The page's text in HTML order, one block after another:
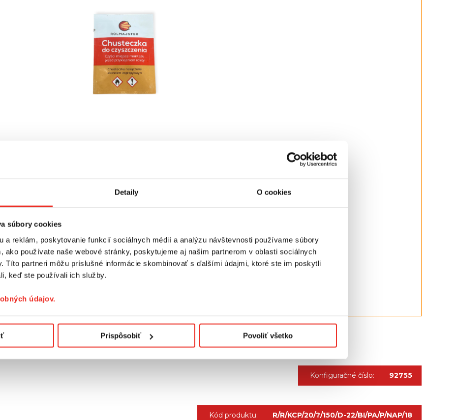
Detaily O cookies
súbory cookies
a reklám, poskytovanie funkcií sociálnych médií a analýzu návštevnosti používame súbory
ako používate naše webové stránky, poskytujeme aj našim partnerom v oblasti sociálnych
Títo partneri môžu príslušné informácie skombinovať s ďalšími údajmi, ktoré ste im poskytli
keď ste používali ich služby.
údajov.
Prispôsobiť Povoliť všetko
lište, vďaka ktorým sa materiál pohybuje popri skle (aj pri vyklopenom okne)
roleta sama nespadne
a bude jeho neoddeliteľnou súčasťou
zabraňuje hromadeniu prachuavyblednutiumateriálu
od druhu použitého materiálu. Podrobnosti nájdete v záložke "Technické informácie".
Je personalizovaný individuálne.
Konfiguračné číslo: 92755
Kód produktu: R/R/KCP/20/?/150/D-22/BI/PA/P/NAP/18